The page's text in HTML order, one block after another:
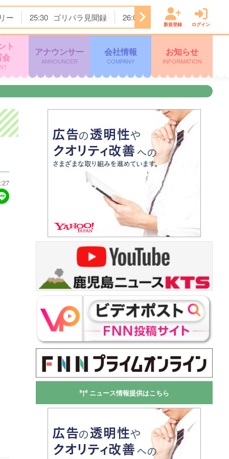
ー 25:30 ゴリパラ見聞録 26:00 テレビショッピング
新規登録 ログイン
ト
アナウンサー
ANNOUNCER
会社情報
COMPANY
お知らせ
INFORMATION
ニュース情報提供はこちら